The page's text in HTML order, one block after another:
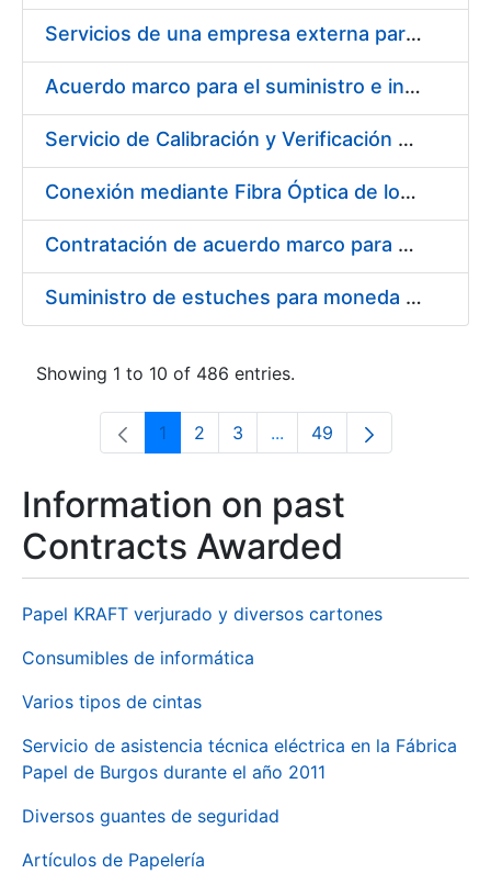
Servicios de una empresa externa para el asesoramiento y resolución de los recursos de alzada que se presentan relacionados con procesos de selección para la FNMT-RCM
Acuerdo marco para el suministro e instalación de persianas, estores y otros complementos
Servicio de Calibración y Verificación Externa de los Equipos de Medición del Servicio de Prevención de la FNMT-RCM
Conexión mediante Fibra Óptica de los Centros de Proceso de Datos (CPDs) de las sedes de la FNMT-RCM de Burgos y Madrid
Contratación de acuerdo marco para el Suministro de Material de Electricidad para la Fábrica Nacional de Moneda y Timbre-Real Casa de la Moneda en su centro de trabajo de Burgos
Suministro de estuches para moneda de 30 €
Showing 1 to 10 of 486 entries.
Page
1 Page
2 Page
3 ...Intermediate Pages Use
Page
49
Information on past
Contracts Awarded
Papel KRAFT verjurado y diversos cartones
Consumibles de informática
Varios tipos de cintas
Servicio de asistencia técnica eléctrica en la Fábrica
Papel de Burgos durante el año 2011
Diversos guantes de seguridad
Artículos de Papelería